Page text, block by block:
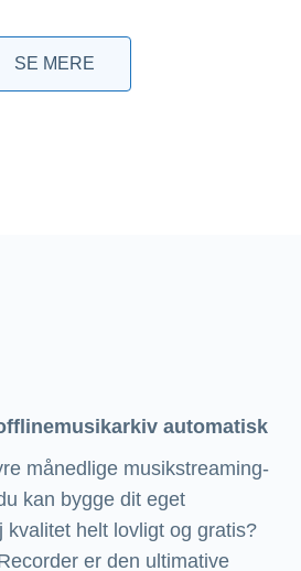
SE MERE
automatisk
månedlige musikstreaming-
kan bygge dit eget
kvalitet helt lovligt og gratis?
er den ultimative